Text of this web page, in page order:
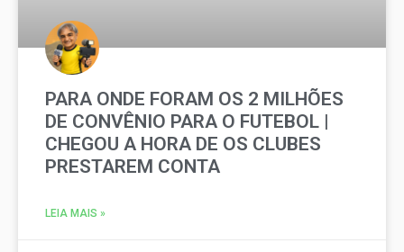
PARA ONDE FORAM OS 2 MILHÕES
DE CONVÊNIO PARA O FUTEBOL |
CHEGOU A HORA DE OS CLUBES
PRESTAREM CONTA
LEIA MAIS »